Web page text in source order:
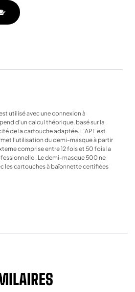
utilisé avec une connexion à
d’un calcul théorique, basé sur la
de la cartouche adaptée. L’APF est
l’utilisation du demi-masque à partir
comprise entre 12 fois et 50 fois la
. Le demi-masque 500 ne
les cartouches à baïonnette certifiées